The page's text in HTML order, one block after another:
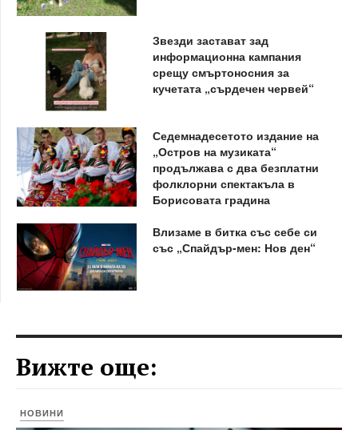
Звезди застават зад
информационна кампания
срещу смъртоносния за
кучетата „сърдечен червей“
Седемнадесетото издание на
„Остров на музиката“
продължава с два безплатни
фолклорни спектакъла в
Борисовата градина
Влизаме в битка със себе си
със „Спайдър-мен: Нов ден“
Вижте още:
НОВИНИ